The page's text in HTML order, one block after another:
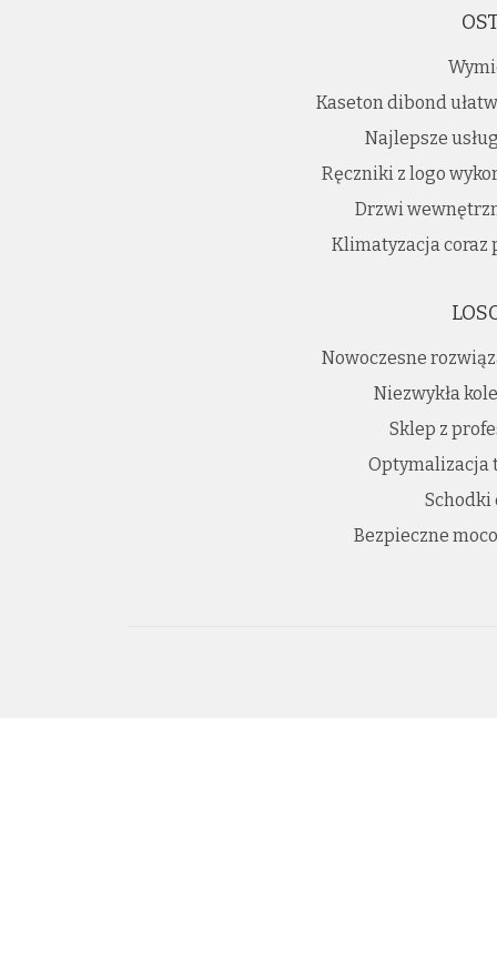
Kaseton dibond
Najlepsze
Ręczniki z logo
Drzwi
Klimatyzacja coraz
Nowoczesne
Niezwykła
Sklep z
Optymalizacja
Schodki
Bezpieczne